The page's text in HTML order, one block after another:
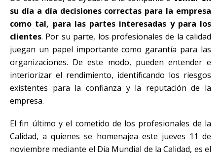
su día a día decisiones correctas para la empresa
como tal, para las partes interesadas y para los
clientes. Por su parte, los profesionales de la calidad
juegan un papel importante como garantía para las
organizaciones. De este modo, pueden entender e
interiorizar el rendimiento, identificando los riesgos
existentes para la confianza y la reputación de la
empresa.
El fin último y el cometido de los profesionales de la
Calidad, a quienes se homenajea este jueves 11 de
noviembre mediante el Día Mundial de la Calidad, es el